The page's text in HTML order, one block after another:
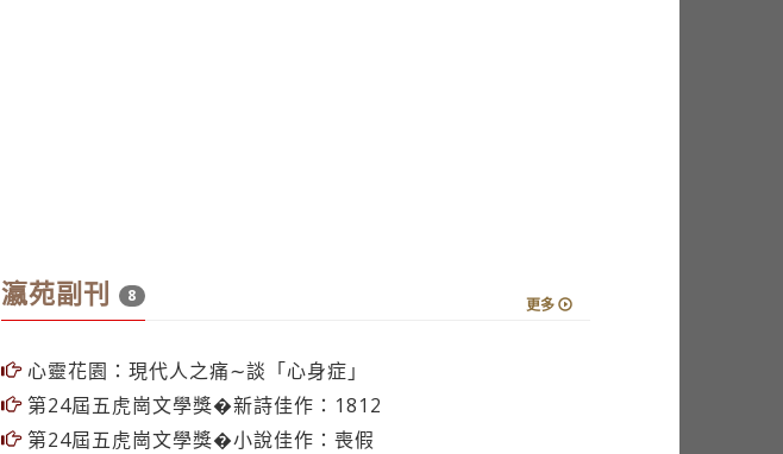
瀛苑副刊 8 更多
心靈花園：現代人之痛∼談「心身症」
第24屆五虎崗文學獎�新詩佳作：1812
第24屆五虎崗文學獎�小說佳作：喪假